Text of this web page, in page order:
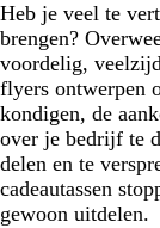
Heb je veel te
brengen?
voordelig,
flyers ontwerpen
kondigen, de
over je bedrijf te
delen en te
cadeautassen
gewoon uitdelen.